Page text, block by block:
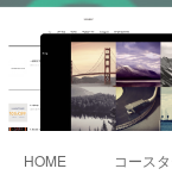
HOME コース